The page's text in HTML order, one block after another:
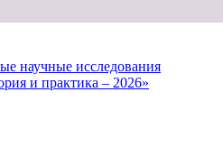
научные исследования
и практика – 2026»